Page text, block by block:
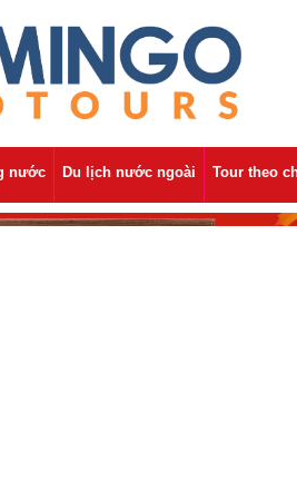
nước Du lịch nước ngoài Tour theo